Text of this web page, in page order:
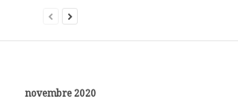
novembre 2020